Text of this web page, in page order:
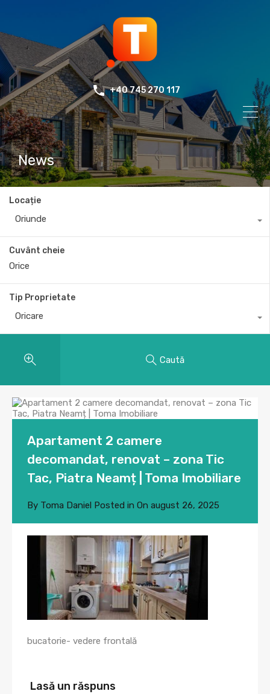
+40 745 270 117
News
Locație
Oriunde
Cuvânt cheie
Tip Proprietate
Oricare
Caută
Apartament 2 camere
decomandat, renovat – zona Tic
Tac, Piatra Neamț | Toma Imobiliare
By Toma Daniel Posted in On august 26, 2025
bucatorie- vedere frontală
Lasă un răspuns